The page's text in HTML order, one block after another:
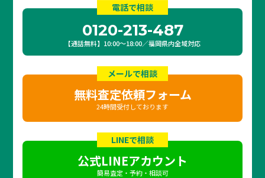
電話で相談
0120-213-487
【通話無料】10:00〜18:00／福岡県内全域対応
メールで相談
無料査定依頼フォーム
24時間受付しております
LINEで相談
公式LINEアカウント
簡易査定・予約・相談可